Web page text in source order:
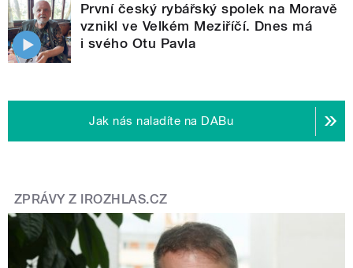
První český rybářský spolek na Moravě
vznikl ve Velkém Meziříčí. Dnes má
i svého Otu Pavla
Jak nás naladíte na DABu
ZPRÁVY Z IROZHLAS.CZ